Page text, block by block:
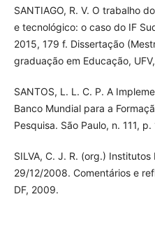
SANTIAGO, R. V. O trabalho
e tecnológico: o caso do IF
2015, 179 f. Dissertação
graduação em Educação,
SANTOS, L. L. C. P. A
Banco Mundial para a
Pesquisa. São Paulo, n. 111,
SILVA, C. J. R. (org.)
29/12/2008. Comentários e
DF, 2009.